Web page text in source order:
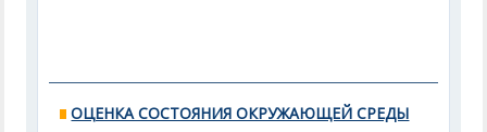
ОЦЕНКА СОСТОЯНИЯ ОКРУЖАЮЩЕЙ СРЕДЫ